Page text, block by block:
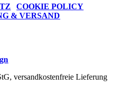
|COOKIE POLICY
& VERSAND
versandkostenfreie Lieferung